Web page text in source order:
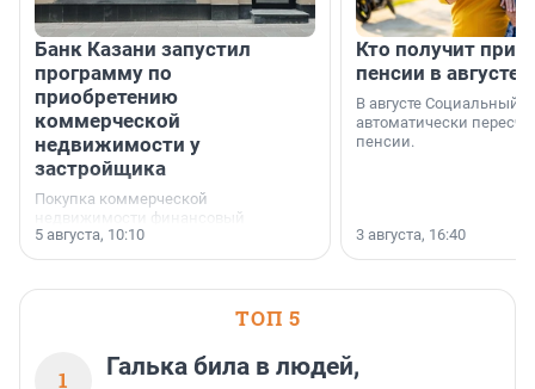
Банк Казани запустил
программу по
приобретению
коммерческой
недвижимости у
застройщика
Покупка коммерческой
недвижимости финансовый
инструмент, доступный для многих
предпринимателей. Будь то новый
или готовый арендный бизнес —
успех сделки зависит от правильного
5 августа, 10:10
Кто получит
пенсии в августе
В августе Социальный
автоматически
пенсии.
3 августа, 16:40
ТОП 5
1
Галька била в людей,